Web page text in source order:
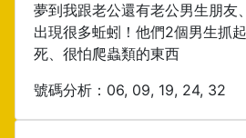
夢到我跟老公還有老公男生朋友
出現很多蚯蚓！他們2個男生抓
死、很怕爬蟲類的東西
號碼分析：06, 09, 19, 24, 32